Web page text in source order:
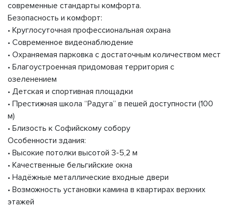
современные стандарты комфорта.
Безопасность и комфорт:
• Круглосуточная профессиональная охрана
• Современное видеонаблюдение
• Охраняемая парковка с достаточным количеством мест
• Благоустроенная придомовая территория с
озеленением
• Детская и спортивная площадки
• Престижная школа “Радуга” в пешей доступности (100
м)
• Близость к Софийскому собору
Особенности здания:
• Высокие потолки высотой 3-5,2 м
• Качественные бельгийские окна
• Надёжные металлические входные двери
• Возможность установки камина в квартирах верхних
этажей